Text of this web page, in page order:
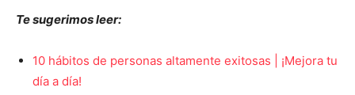
Te sugerimos leer:
10 hábitos de personas altamente exitosas | ¡Mejora tu
día a día!